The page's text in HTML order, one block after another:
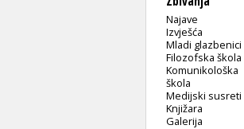
Najave
Izvješća
Mladi glazbenici
Filozofska škola
Komunikološka
škola
Medijski susreti
Knjižara
Galerija